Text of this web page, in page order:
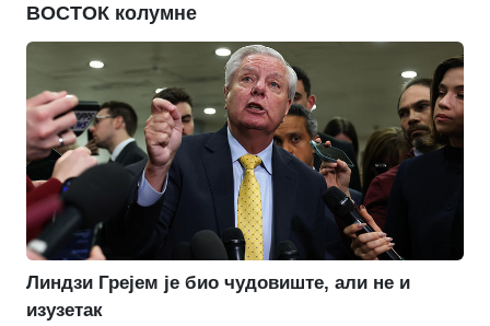
ВОСТОК колумне
Линдзи Грејем је био чудовиште, али не и
изузетак